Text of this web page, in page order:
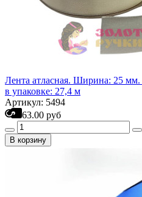
Лента атласная. Ширина: 25
в упаковке: 27,4 м
Артикул: 5494
63.00 руб
В корзину